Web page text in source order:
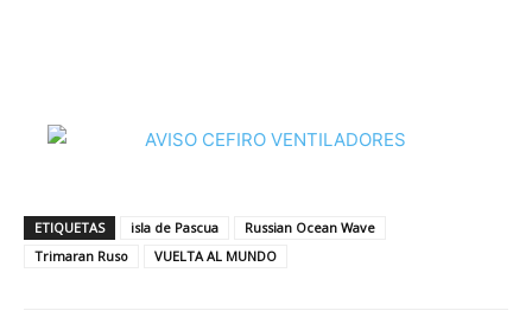
ETIQUETAS isla de Pascua
Russian Ocean Wave
Trimaran Ruso
VUELTA AL MUNDO